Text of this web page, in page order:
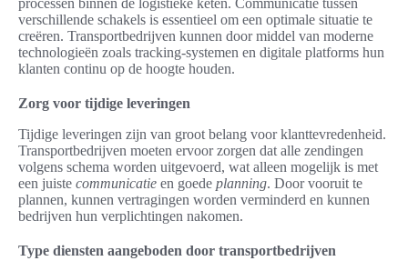
processen binnen de logistieke keten. Communicatie tussen
verschillende schakels is essentieel om een optimale situatie te
creëren. Transportbedrijven kunnen door middel van moderne
technologieën zoals tracking-systemen en digitale platforms hun
klanten continu op de hoogte houden.
Zorg voor tijdige leveringen
Tijdige leveringen zijn van groot belang voor klanttevredenheid.
Transportbedrijven moeten ervoor zorgen dat alle zendingen
volgens schema worden uitgevoerd, wat alleen mogelijk is met
een juiste communicatie en goede planning. Door vooruit te
plannen, kunnen vertragingen worden verminderd en kunnen
bedrijven hun verplichtingen nakomen.
Type diensten aangeboden door transportbedrijven